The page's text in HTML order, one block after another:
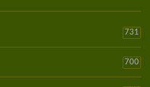
731
700